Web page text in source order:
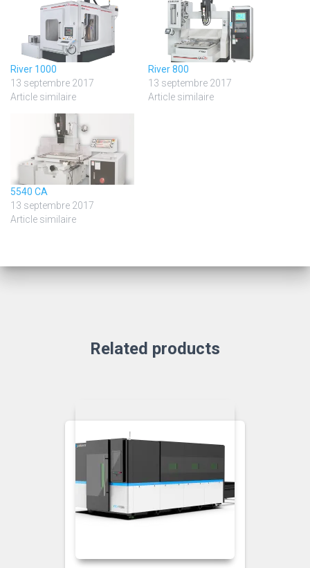
River 1000
13 septembre 2017
Article similaire
River 800
13 septembre 2017
Article similaire
5540 CA
13 septembre 2017
Article similaire
Related products